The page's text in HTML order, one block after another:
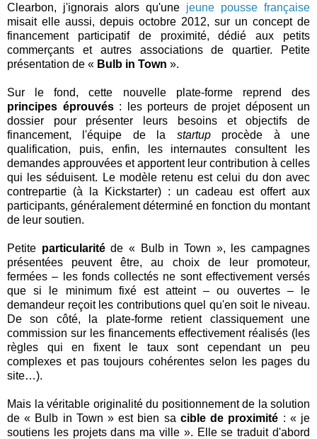
Clearbon, j'ignorais alors qu'une jeune pousse française
misait elle aussi, depuis octobre 2012, sur un concept de
financement participatif de proximité, dédié aux petits
commerçants et autres associations de quartier. Petite
présentation de « Bulb in Town ».
Sur le fond, cette nouvelle plate-forme reprend des
principes éprouvés: les porteurs de projet déposent un
dossier pour présenter leurs besoins et objectifs de
financement, l'équipe de la startupprocède à une
qualification, puis, enfin, les internautes consultent les
demandes approuvées et apportent leur contribution à celles
qui les séduisent. Le modèle retenu est celui du don avec
contrepartie (à la Kickstarter) : un cadeau est offert aux
participants, généralement déterminé en fonction du montant
de leur soutien.
Petite particularitéde « Bulb in Town », les campagnes
présentées peuvent être, au choix de leur promoteur,
fermées – les fonds collectés ne sont effectivement versés
que si le minimum fixé est atteint – ou ouvertes – le
demandeur reçoit les contributions quel qu'en soit le niveau.
De son côté, la plate-forme retient classiquement une
commission sur les financements effectivement réalisés (les
règles qui en fixent le taux sont cependant un peu
complexes et pas toujours cohérentes selon les pages du
site…).
Mais la véritable originalité du positionnement de la solution
de « Bulb in Town » est bien sa cible de proximité : « je
soutiens les projets dans ma ville ». Elle se traduit d'abord